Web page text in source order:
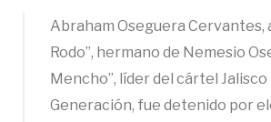
Abraham Oseguera Cervantes,
Rodo”, hermano de Nemesio
Mencho”, líder del cártel Jalisco
Generación, fue detenido por